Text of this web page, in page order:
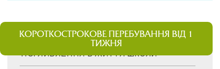
КОРОТКОСТРОКОВЕ ПЕРЕБУВАННЯ ВІД 1
ТИЖНЯ
ПОГЛИБЛЕННЯ В ЖИТТЯ ШКОЛИ